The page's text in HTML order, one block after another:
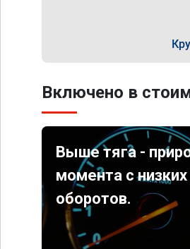
Включено в
Выше тяга -
момента с низких
оборотов.